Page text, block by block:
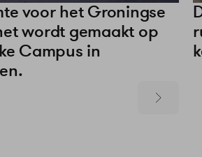
voor het Groningse
wordt gemaakt op
Campus in